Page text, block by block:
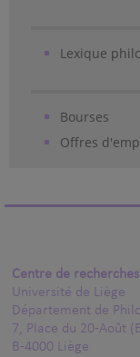
Lexique
Bourses
Offres
Centre de
Université de Liège
Département de
7, Place du 20-Août
B-4000 Liège